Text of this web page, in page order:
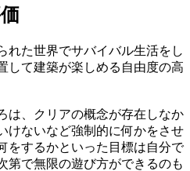
れた世界でサバイバル生活をし
して建築が楽しめる自由度の高
は、クリアの概念が存在しなか
けないなど強制的に何かをさせ
をするかといった目標は自分で
第で無限の遊び方ができるのも